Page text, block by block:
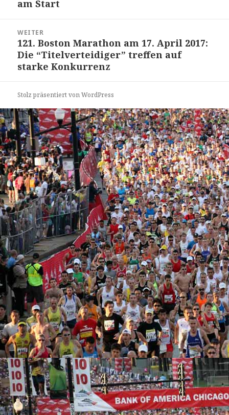
am Start
WEITER
Nächster
Beitrag:
121. Boston Marathon am 17. April 2017:
Die “Titelverteidiger” treffen auf
starke Konkurrenz
Stolz präsentiert von WordPress